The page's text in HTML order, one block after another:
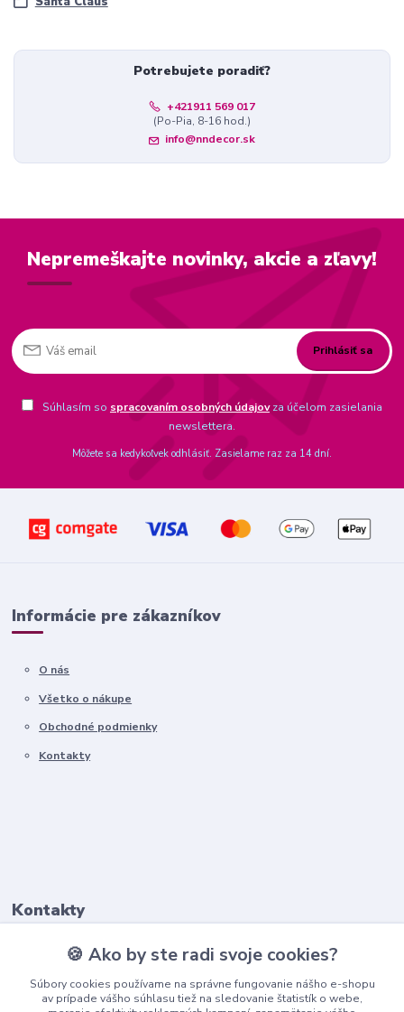
Potrebujete poradiť?
+421911 569 017
(Po-Pia, 8-16 hod.)
info@nndecor.sk
Nepremeškajte novinky, akcie a zľavy!
Prihlásiť sa
Súhlasím so spracovaním osobných údajovza účelom zasielania
newslettera.
Môžete sa kedykoľvek odhlásiť. Zasielame raz za 14 dní.
Informácie pre zákazníkov
O nás
Všetko o nákupe
Obchodné podmienky
Kontakty
Kontakty
+421911 569 017
(Po-Pia, 8-16 hod.)
🍪 Ako by ste radi svoje cookies?
Súbory cookies používame na správne fungovanie nášho e-shopu
av prípade vášho súhlasu tiež na sledovanie štatistík o webe,